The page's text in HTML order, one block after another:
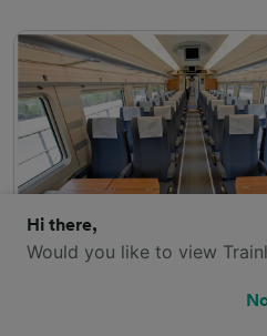
Hi there,
Would you like to view